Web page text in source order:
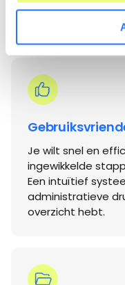
Bij de selectie van
belangrijkste
Je wilt snel en
ingewikkelde
Een intuïtief
administratieve
overzicht hebt.